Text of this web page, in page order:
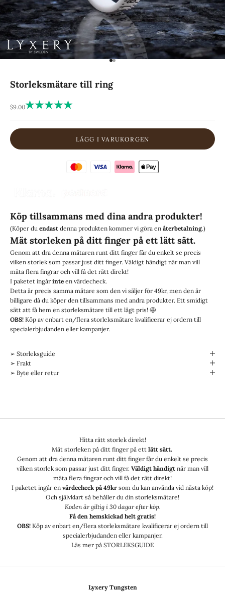
Gå till 1
Gå till 2
Storleksmätare till ring
REA-pris
$9.00
LÄGG I VARUKORGEN
Köp tillsammans med dina andra produkter!
(Köper du endast denna produkten kommer vi göra en återbetalning.)
Mät storleken på ditt finger på ett lätt sätt.
Genom att dra denna mätaren runt ditt finger får du enkelt se precis
vilken storlek som passar just ditt finger. Väldigt händigt när man vill
mäta flera fingrar och vill få det rätt direkt!
I paketet ingår inte en värdecheck.
Detta är precis samma mätare som den vi säljer för 49kr, men den är
billigare då du köper den tillsammans med andra produkter. Ett smidigt
sätt att få hem en storleksmätare till ett lågt pris! 🤩
OBS! Köp av enbart en/flera storleksmätare kvalificerar ej ordern till
specialerbjudanden eller kampanjer.
➢ Storleksguide
➢ Frakt
➢ Byte eller retur
Hitta rätt storlek direkt!
Mät storleken på ditt finger på ett lätt sätt.
Genom att dra denna mätaren runt ditt finger får du enkelt se precis
vilken storlek som passar just ditt finger. Väldigt händigt när man vill
mäta flera fingrar och vill få det rätt direkt!
I paketet ingår en värdecheck på 49kr som du kan använda vid nästa köp!
Och självklart så behåller du din storleksmätare!
Koden är giltig i 30 dagar efter köp.
Få den hemskickad helt gratis!
OBS! Köp av enbart en/flera storleksmätare kvalificerar ej ordern till
specialerbjudanden eller kampanjer.
Läs mer på STORLEKSGUIDE
Lyxery Tungsten